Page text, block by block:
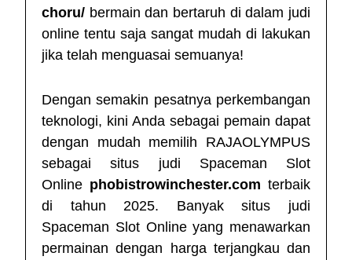
choru/ bermain dan bertaruh di dalam judi
online tentu saja sangat mudah di lakukan
jika telah menguasai semuanya!
Dengan semakin pesatnya perkembangan
teknologi, kini Anda sebagai pemain dapat
dengan mudah memilih RAJAOLYMPUS
sebagai situs judi Spaceman Slot
Online phobistrowinchester.com terbaik
di tahun 2025. Banyak situs judi
Spaceman Slot Online yang menawarkan
permainan dengan harga terjangkau dan